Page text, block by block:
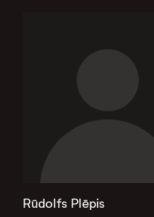
Rūdolfs Plēpis